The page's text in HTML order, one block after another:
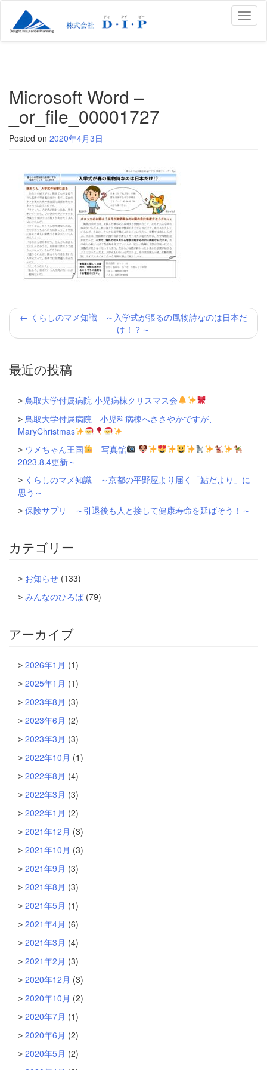
Microsoft Word –
_or_file_00001727
Posted on 2020年4月3日
投
ナ
ー
シ
ン
← くらしのマメ知識 ～入学式が張るの風物詩なのは日本だ
け！？～
最近の投稿
鳥取大学付属病院 小児病棟クリスマス会
鳥取大学付属病院 小児科病棟へささやかですが、
MaryChristmas
ウメちゃん王国
写真舘
2023.8.4更新～
くらしのマメ知識 ～京都の平野屋より届く「鮎だより」に
思う～
保険サプリ ～引退後も人と接して健康寿命を延ばそう！～
カテゴリー
お知らせ (133)
みんなのひろば (79)
アーカイブ
2026年1月 (1)
2025年1月 (1)
2023年8月 (3)
2023年6月 (2)
2023年3月 (3)
2022年10月 (1)
2022年8月 (4)
2022年3月 (3)
2022年1月 (2)
2021年12月 (3)
2021年10月 (3)
2021年9月 (3)
2021年8月 (3)
2021年5月 (1)
2021年4月 (6)
2021年3月 (4)
2021年2月 (3)
2020年12月 (3)
2020年10月 (2)
2020年7月 (1)
2020年6月 (2)
2020年5月 (2)